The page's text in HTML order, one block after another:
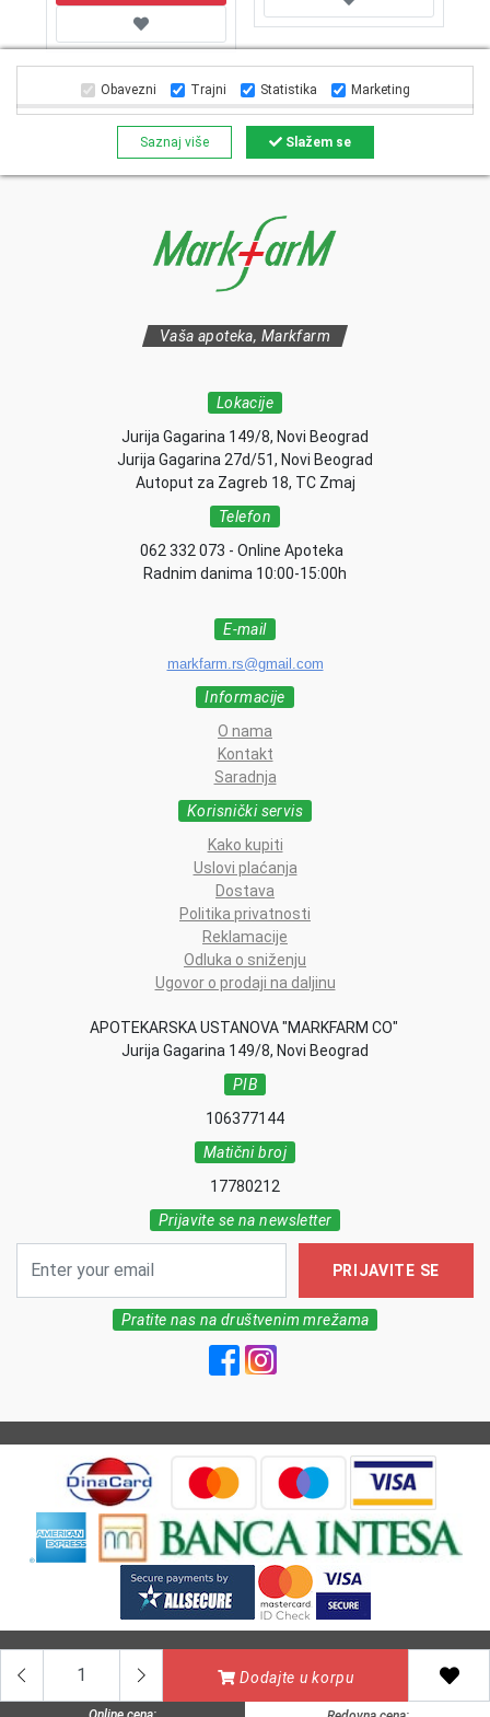
Dodajte u korpu
Vaša apoteka, Markfarm
Lokacije
Jurija Gagarina 149/8, Novi Beograd
Jurija Gagarina 27d/51, Novi Beograd
Autoput za Zagreb 18, TC Zmaj
Telefon
062 332 073 - Online Apoteka
Radnim danima 10:00-15:00h
E-mail
markfarm.rs@gmail.com
Informacije
O nama
Kontakt
Saradnja
Korisnički servis
Kako kupiti
Uslovi plaćanja
Dostava
Politika privatnosti
Reklamacije
Odluka o sniženju
Ugovor o prodaji na daljinu
APOTEKARSKA USTANOVA "MARKFARM CO"
Jurija Gagarina 149/8, Novi Beograd
PIB
106377144
Matični broj
17780212
Prijavite se na newsletter
PRIJAVITE SE
Pratite nas na društvenim mrežama
Obavezni Trajni Statistika Marketing
Saznaj više Slažem se